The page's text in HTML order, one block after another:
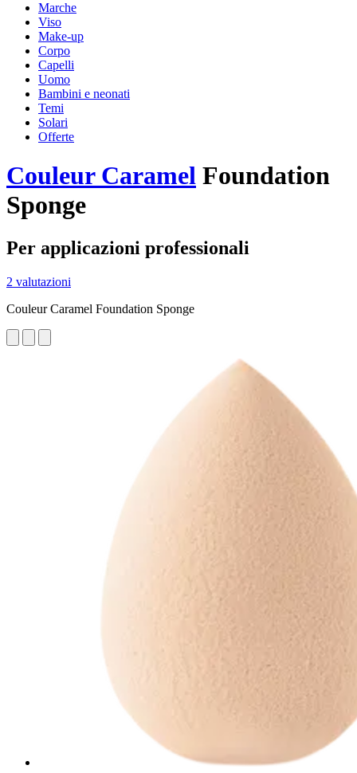
Marche
Viso
Make-up
Corpo
Capelli
Uomo
Bambini e neonati
Temi
Solari
Offerte
Couleur Caramel Foundation
Sponge
Per applicazioni professionali
2 valutazioni
Couleur Caramel Foundation Sponge